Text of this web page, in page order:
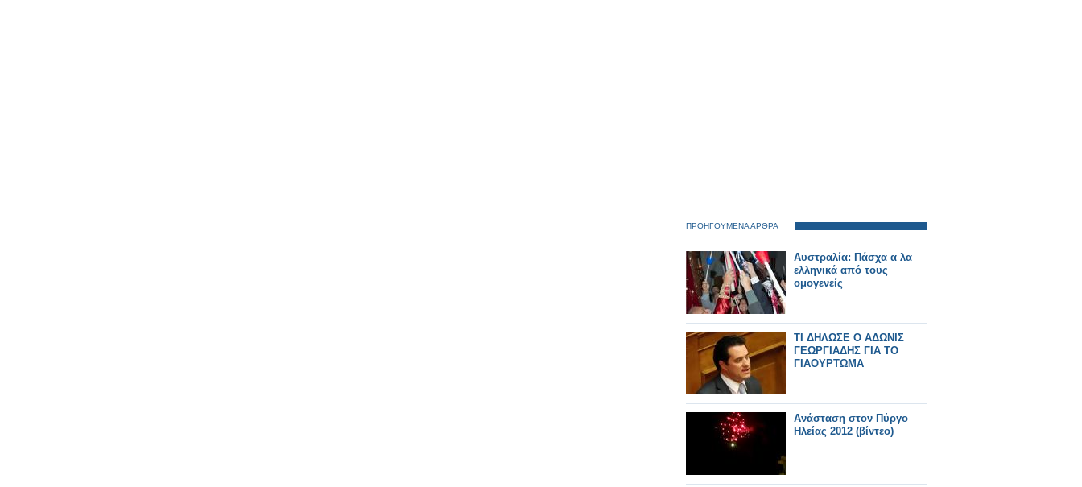
ΠΡΟΗΓΟΥΜΕΝΑ ΑΡΘΡΑ
Αυστραλία: Πάσχα α λα
ελληνικά από τους
ομογενείς
TΙ ΔΗΛΩΣΕ Ο ΑΔΩΝΙΣ
ΓΕΩΡΓΙΑΔΗΣ ΓΙΑ ΤΟ
ΓΙΑΟΥΡΤΩΜΑ
Ανάσταση στον Πύργο
Ηλείας 2012 (βίντεο)